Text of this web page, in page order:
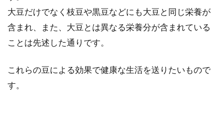
大豆だけでなく枝豆や黒豆などにも大豆と同じ栄養が
含まれ、また、大豆とは異なる栄養分が含まれている
ことは先述した通りです。
これらの豆による効果で健康な生活を送りたいもので
す。